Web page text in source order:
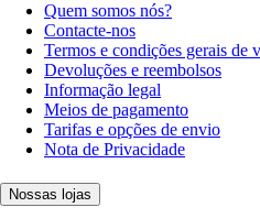
Quem somos nós?
Contacte-nos
Termos e condições gerais de
Devoluções e reembolsos
Informação legal
Meios de pagamento
Tarifas e opções de envio
Nota de Privacidade
Nossas lojas